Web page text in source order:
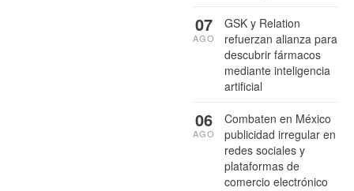
GSK y Relation
refuerzan alianza para
descubrir fármacos
mediante inteligencia
artificial
07
AGO
Combaten en México
publicidad irregular en
redes sociales y
plataformas de
comercio electrónico
06
AGO